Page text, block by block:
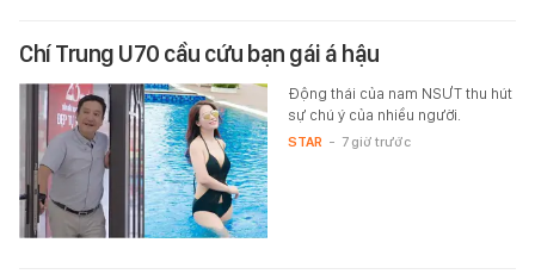
Chí Trung U70 cầu cứu bạn gái á hậu
Động thái của nam NSƯT thu hút
sự chú ý của nhiều người.
STAR - 7 giờ trước